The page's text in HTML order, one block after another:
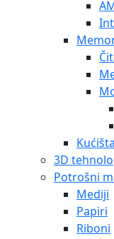
Kućišta
3D
Potrošni
Mediji
Papiri
Riboni